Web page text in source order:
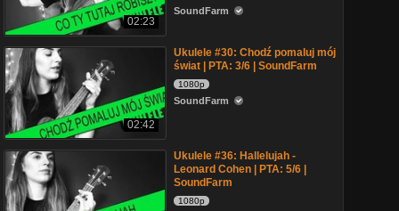
02:23
SoundFarm
02:42
Ukulele #30: Chodź pomaluj mój
świat | PTA: 3/6 | SoundFarm
1080p
SoundFarm
Ukulele #36: Hallelujah -
Leonard Cohen | PTA: 5/6 |
SoundFarm
1080p